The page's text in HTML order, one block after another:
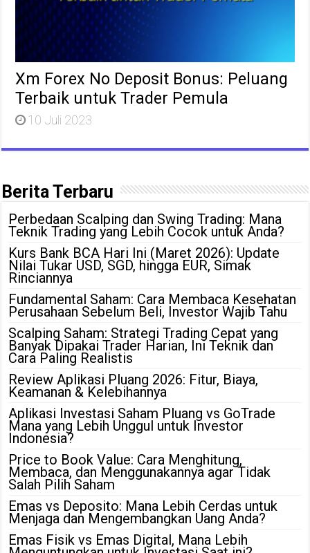
Xm Forex No Deposit Bonus: Peluang
Terbaik untuk Trader Pemula
10 Juli 2023
Berita Terbaru
Perbedaan Scalping dan Swing Trading: Mana
Teknik Trading yang Lebih Cocok untuk Anda?
Kurs Bank BCA Hari Ini (Maret 2026): Update
Nilai Tukar USD, SGD, hingga EUR, Simak
Rinciannya
Fundamental Saham: Cara Membaca Kesehatan
Perusahaan Sebelum Beli, Investor Wajib Tahu
Scalping Saham: Strategi Trading Cepat yang
Banyak Dipakai Trader Harian, Ini Teknik dan
Cara Paling Realistis
Review Aplikasi Pluang 2026: Fitur, Biaya,
Keamanan & Kelebihannya
Aplikasi Investasi Saham Pluang vs GoTrade
Mana yang Lebih Unggul untuk Investor
Indonesia?
Price to Book Value: Cara Menghitung,
Membaca, dan Menggunakannya agar Tidak
Salah Pilih Saham
Emas vs Deposito: Mana Lebih Cerdas untuk
Menjaga dan Mengembangkan Uang Anda?
Emas Fisik vs Emas Digital, Mana Lebih